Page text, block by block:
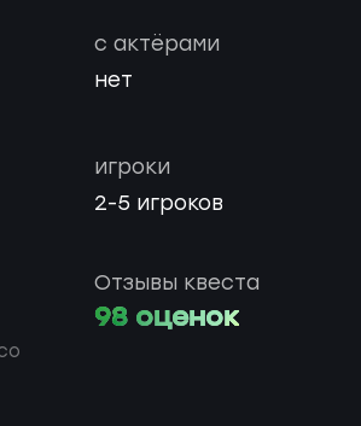
с актёрами
нет
игроки
2-5 игроков
Отзывы квеста
98 оценок